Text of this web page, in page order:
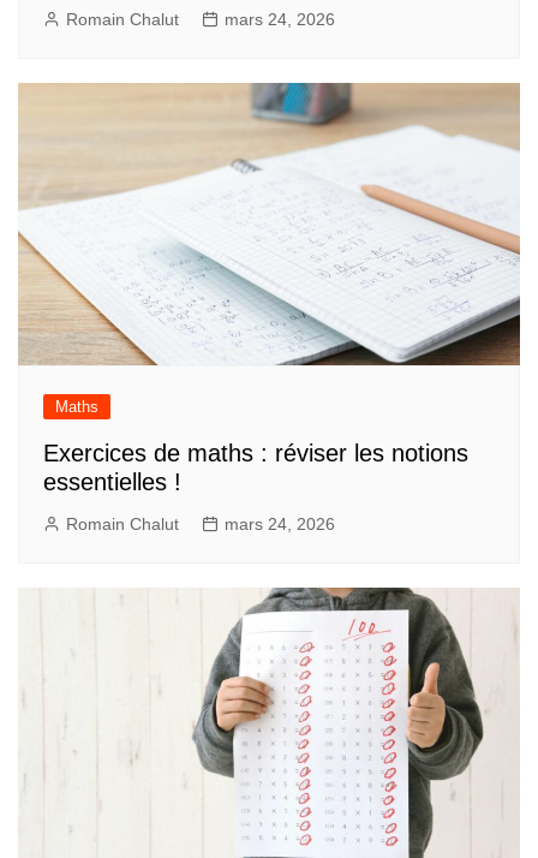
Romain Chalut mars 24, 2026
Maths
Exercices de maths : réviser les notions
essentielles !
Romain Chalut mars 24, 2026